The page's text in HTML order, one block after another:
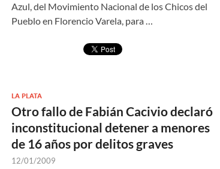
Azul, del Movimiento Nacional de los Chicos del
Pueblo en Florencio Varela, para …
LA PLATA
Otro fallo de Fabián Cacivio declaró
inconstitucional detener a menores
de 16 años por delitos graves
12/01/2009